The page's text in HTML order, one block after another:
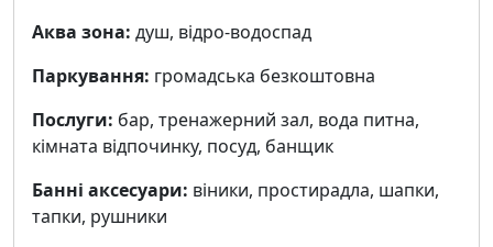
Аква зона: душ, відро-водоспад
Паркування: громадська безкоштовна
Послуги: бар, тренажерний зал, вода питна,
кімната відпочинку, посуд, банщик
Банні аксесуари: віники, простирадла, шапки,
тапки, рушники